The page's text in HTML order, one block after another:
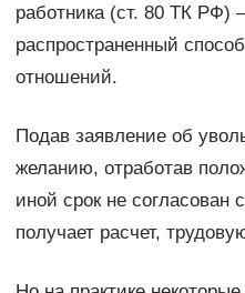
работника (ст. 80 ТК
распространенный
отношений.
Подав заявление об
желанию, отработав
иной срок не согласован
получает расчет,